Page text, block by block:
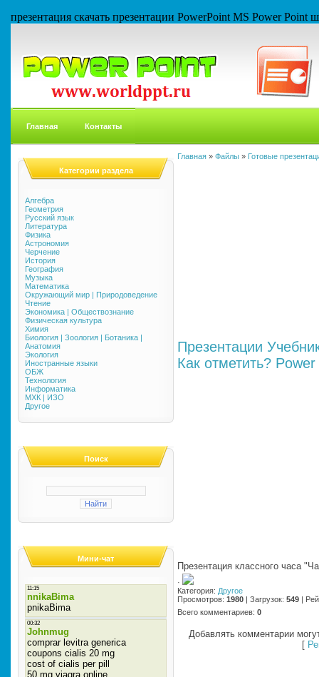
презентация скачать презентации PowerPoint MS Power
Главная Контакты
Категории раздела
Алгебра
Геометрия
Русский язык
Литература
Физика
Астрономия
Черчение
История
География
Музыка
Математика
Окружающий мир | Природоведение
Чтение
Экономика | Обществознание
Физическая культура
Химия
Биология | Зоология | Ботаника |
Анатомия
Экология
Иностранные языки
ОБЖ
Технология
Информатика
МХК | ИЗО
Другое
Поиск
Мини-чат
Главная » Файлы » Готовые
Презентации
Как отметить?
Презентация классного часа
·
Категория: Другое
Просмотров: 1980 | Загрузок: 549 |
Всего комментариев: 0
Добавлять комментарии
[